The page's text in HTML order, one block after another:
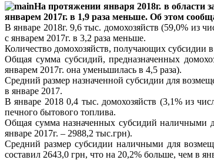
На протяжении января 2018г. в области
январем 2017г. в 1,9 раза меньше. Об этом
В январе 2018г. 9,6 тыс. домохозяйств (59,0% из
с январем 2017г. в 3,2 раза меньше.
Количество домохозяйств, получающих субсидии в
Общая сумма субсидий, предназначенных
январем 2017г. она уменьшилась в 4,5 раза).
Средний размер назначенной субсидии для
в январе 2017.
В январе 2018 0,4 тыс. домохозяйств (3,1% из
печного бытового топлива.
Общая сумма назначенных субсидий наличными
январе 2017г. – 2988,2 тыс.грн).
Средний размер субсидии наличными для
составил 2643,0 грн, что на 20,2% больше, чем в